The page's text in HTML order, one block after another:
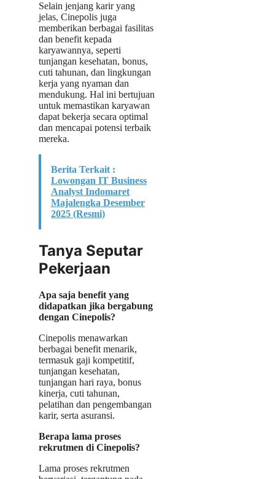
Selain jenjang karir yang
jelas, Cinepolis juga
memberikan berbagai fasilitas
dan benefit kepada
karyawannya, seperti
tunjangan kesehatan, bonus,
cuti tahunan, dan lingkungan
kerja yang nyaman dan
mendukung. Hal ini bertujuan
untuk memastikan karyawan
dapat bekerja secara optimal
dan mencapai potensi terbaik
mereka.
Berita Terkait :
Lowongan IT Business
Analyst Indomaret
Majalengka Desember
2025 (Resmi)
Tanya Seputar
Pekerjaan
Apa saja benefit yang
didapatkan jika bergabung
dengan Cinepolis?
Cinepolis menawarkan
berbagai benefit menarik,
termasuk gaji kompetitif,
tunjangan kesehatan,
tunjangan hari raya, bonus
kinerja, cuti tahunan,
pelatihan dan pengembangan
karir, serta asuransi.
Berapa lama proses
rekrutmen di Cinepolis?
Lama proses rekrutmen